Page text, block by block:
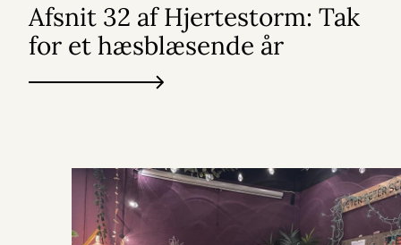
Afsnit 32 af Hjertestorm: Tak
for et hæsblæsende år